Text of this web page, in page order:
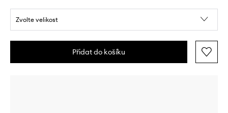
Zvolte velikost
Přidat do košíku